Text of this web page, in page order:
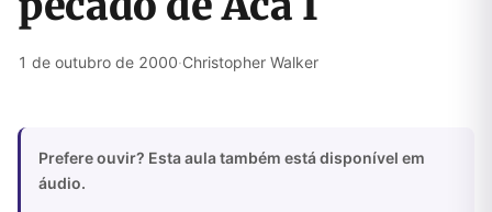
1 de outubro de 2000·Christopher Walker
Prefere ouvir? Esta aula também está disponível em
áudio.